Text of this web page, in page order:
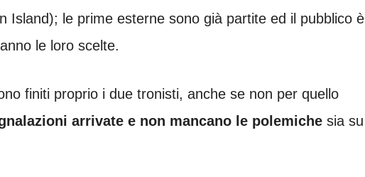
Island); le prime esterne sono già partite ed il pubblico è
le loro scelte.
finiti proprio i due tronisti, anche se non per quello
arrivate e non mancano le polemiche sia su